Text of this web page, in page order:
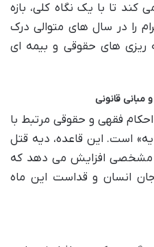
تا با یک نگاه کلی، بازه
را در سال های متوالی درک
ریزی های حقوقی و بیمه ای
قانونی
فقهی و حقوقی مرتبط با
است. این قاعده، دیه قتل
مشخصی افزایش می دهد که
انسان و قداست این ماه